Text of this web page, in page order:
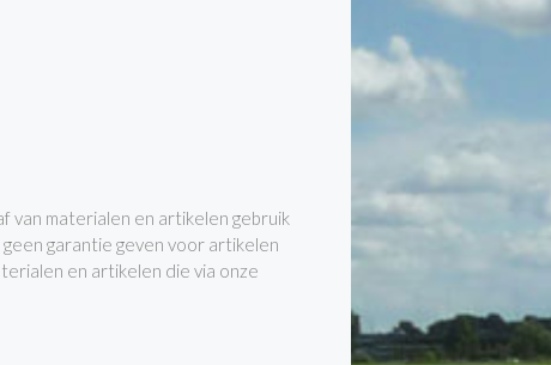
van materialen en artikelen gebruik
garantie geven voor artikelen
en artikelen die via onze